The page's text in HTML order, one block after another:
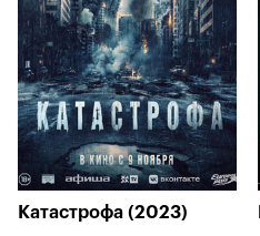
Катастрофа (2023)